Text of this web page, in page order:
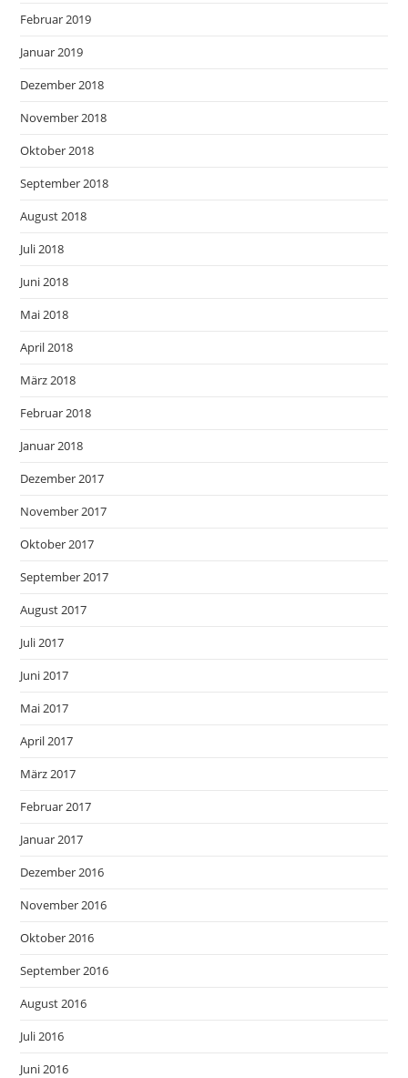
Februar 2019
Januar 2019
Dezember 2018
November 2018
Oktober 2018
September 2018
August 2018
Juli 2018
Juni 2018
Mai 2018
April 2018
März 2018
Februar 2018
Januar 2018
Dezember 2017
November 2017
Oktober 2017
September 2017
August 2017
Juli 2017
Juni 2017
Mai 2017
April 2017
März 2017
Februar 2017
Januar 2017
Dezember 2016
November 2016
Oktober 2016
September 2016
August 2016
Juli 2016
Juni 2016